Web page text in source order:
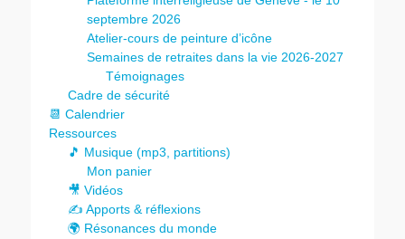
septembre 2026
Atelier-cours de peinture d’icône
Semaines de retraites dans la vie 2026-2027
Témoignages
Cadre de sécurité
📆 Calendrier
Ressources
🎵 Musique (mp3, partitions)
Mon panier
🎥 Vidéos
✍️ Apports & réflexions
🌍 Résonances du monde